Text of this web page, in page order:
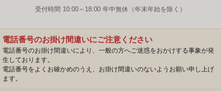
受付時間 10:00～18:00 年中無休（年末年始を除く）
電話番号のお掛け間違いにご注意ください
電話番号のお掛け間違いにより、一般の方へご迷惑をおかけする事象が発
生しております。
電話番号をよくお確かめのうえ、お掛け間違いのないようお願い申し上げ
ます。